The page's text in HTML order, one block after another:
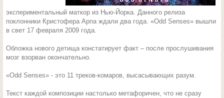
экспериментальный маткор из Нью-Йорка. Данного релиза
поклонники Кристофера Арпа ждали два года. «Odd Senses» вышли
в свет 17 февраля 2009 года.
Обложка нового детища констатирует факт – после прослушивания
мозг взорван окончательно.
«Odd Senses» - это 11 треков-комаров, высасывающих разум.
Текст каждой композиции настолько метафоричен, что не сразу